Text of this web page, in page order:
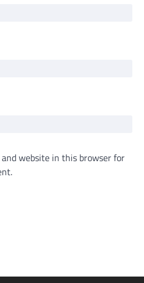
website in this browser for